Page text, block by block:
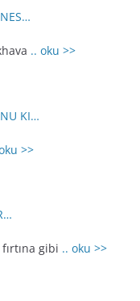
.. oku >>
KI…
>>
gibi .. oku >>